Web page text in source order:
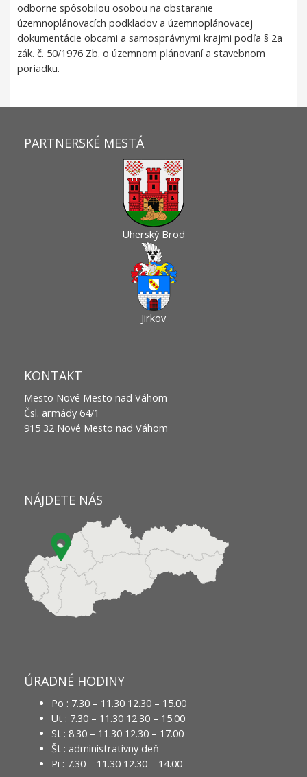
odborne spôsobilou osobou na obstaranie
územnoplánovacích podkladov a územnoplánovacej
dokumentácie obcami a samosprávnymi krajmi podľa § 2a
zák. č. 50/1976 Zb. o územnom plánovaní a stavebnom
poriadku.
PARTNERSKÉ MESTÁ
Uherský Brod
Jirkov
KONTAKT
Mesto Nové Mesto nad Váhom
Čsl. armády 64/1
915 32 Nové Mesto nad Váhom
NÁJDETE NÁS
ÚRADNÉ HODINY
Po : 7.30 – 11.30 12.30 – 15.00
Ut : 7.30 – 11.30 12.30 – 15.00
St : 8.30 – 11.30 12.30 – 17.00
Št : administratívny deň
Pi : 7.30 – 11.30 12.30 – 14.00